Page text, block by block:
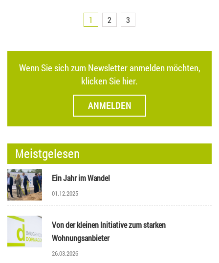
1 2 3
Wenn Sie sich zum Newsletter anmelden möchten,
klicken Sie hier.
ANMELDEN
Meistgelesen
Ein Jahr im Wandel
01.12.2025
Von der kleinen Initiative zum starken
Wohnungsanbieter
26.03.2026